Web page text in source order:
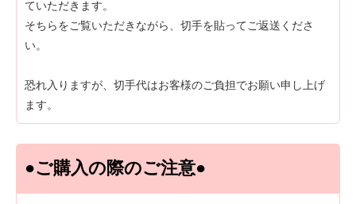
ていただきます。
そちらをご覧いただきながら、切手を貼ってご返送くださ
い。
恐れ入りますが、切手代はお客様のご負担でお願い申し上げ
ます。
●ご購入の際のご注意●